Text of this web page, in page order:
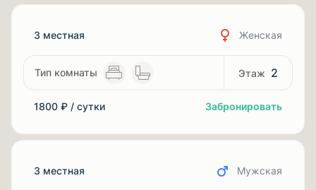
3 местная Женская
2
1800 ₽ / сутки Забронировать
3 местная Мужская